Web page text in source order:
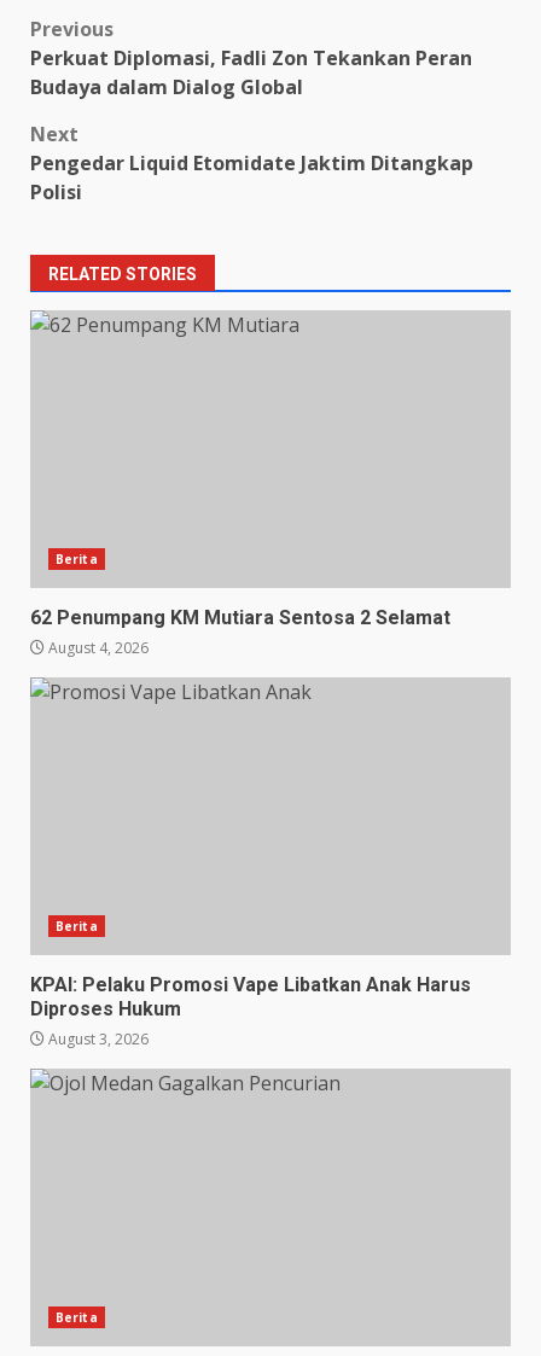
Post
navigation
Previous
Perkuat Diplomasi, Fadli Zon Tekankan Peran
Budaya dalam Dialog Global
Next
Pengedar Liquid Etomidate Jaktim Ditangkap
Polisi
RELATED STORIES
Berita
62 Penumpang KM Mutiara Sentosa 2 Selamat
August 4, 2026
Berita
KPAI: Pelaku Promosi Vape Libatkan Anak Harus
Diproses Hukum
August 3, 2026
Berita